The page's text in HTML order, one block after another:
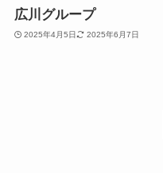
広川グループ
2025年4月5日 2025年6月7日